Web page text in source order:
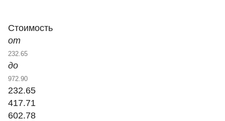
Стоимость
от
до
232.65
417.71
602.78